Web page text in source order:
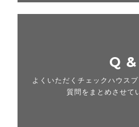
Q
よくいただくチェックハウス
質問をまとめさせて